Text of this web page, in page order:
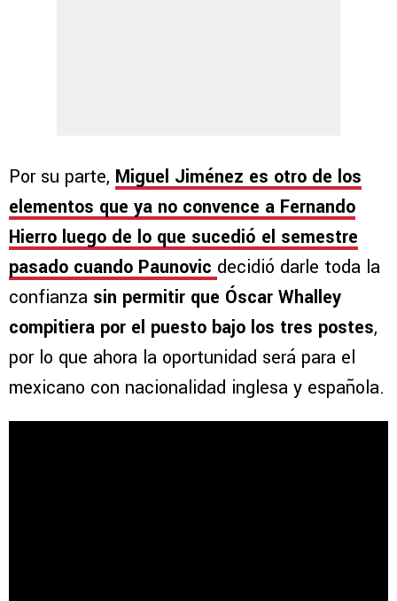
Por su parte, Miguel Jiménez es otro de los
elementos que ya no convence a Fernando
Hierro luego de lo que sucedió el semestre
pasado cuando Paunovic decidió darle toda la
confianza sin permitir que Óscar Whalley
compitiera por el puesto bajo los tres postes,
por lo que ahora la oportunidad será para el
mexicano con nacionalidad inglesa y española.